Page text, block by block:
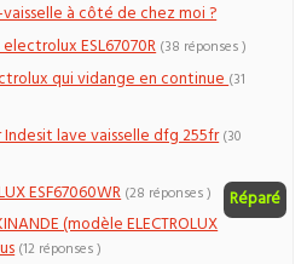
à côté de chez moi ?
ESL67070R (38 réponses )
qui vidange en continue(31
lave vaisselle dfg 255fr (30
ESF67060WR Réparé
(28 réponses )
(modèle ELECTROLUX
(12 réponses )